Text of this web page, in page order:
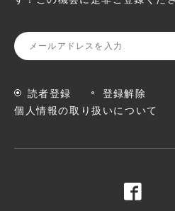
読者登録
登録解除
個人情報の取り扱いについて